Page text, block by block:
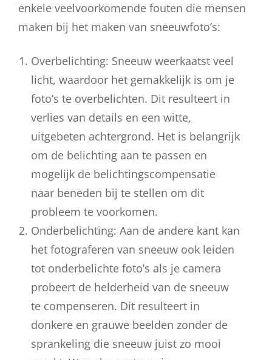
enkele veelvoorkomende fouten die mensen
maken bij het maken van sneeuwfoto’s:
Overbelichting: Sneeuw weerkaatst veel
licht, waardoor het gemakkelijk is om je
foto’s te overbelichten. Dit resulteert in
verlies van details en een witte,
uitgebeten achtergrond. Het is belangrijk
om de belichting aan te passen en
mogelijk de belichtingscompensatie
naar beneden bij te stellen om dit
probleem te voorkomen.
Onderbelichting: Aan de andere kant kan
het fotograferen van sneeuw ook leiden
tot onderbelichte foto’s als je camera
probeert de helderheid van de sneeuw
te compenseren. Dit resulteert in
donkere en grauwe beelden zonder de
sprankeling die sneeuw juist zo mooi